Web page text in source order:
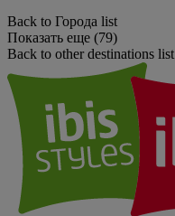
Back to Города list
Показать еще (79)
Back to other destinations list